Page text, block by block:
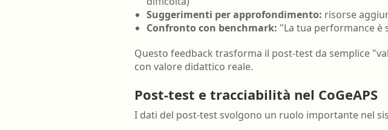
Suggerimenti per approfondimento: risorse
Confronto con benchmark: "La tua performance è
Questo feedback trasforma il post-test da semplice
con valore didattico reale.
Post-test e tracciabilità nel CoGeAPS
I dati del post-test svolgono un ruolo importante nel